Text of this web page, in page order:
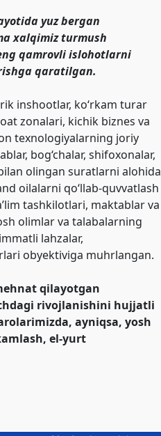
yuz bergan
xalqimiz turmush
qamrovli islohotlarni
qaratilgan.
inshootlar, ko‘rkam turar
zonalari, kichik biznes va
texnologiyalarning joriy
bog‘chalar, shifoxonalar,
olingan suratlarni alohida
oilalarni qo‘llab-quvvatlash
tashkilotlari, maktablar va
olimlar va talabalarning
lahzalar,
obyektiviga muhrlangan.
qilayotgan
rivojlanishini hujjatli
ayniqsa, yosh
el-yurt